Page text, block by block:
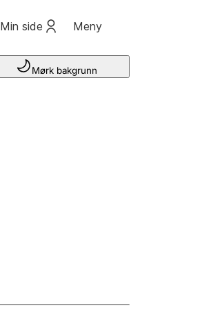
Min side Meny
Mørk bakgrunn